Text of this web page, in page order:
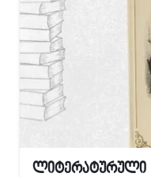
ლიტერატურული